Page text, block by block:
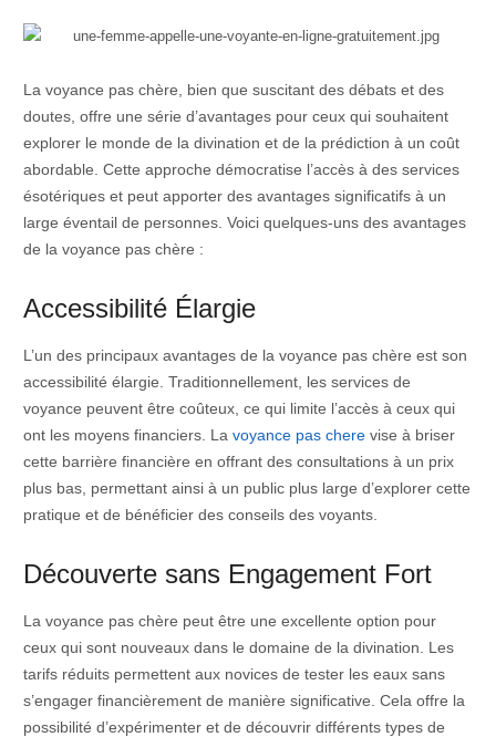
La voyance pas chère, bien que suscitant des débats et des
doutes, offre une série d’avantages pour ceux qui souhaitent
explorer le monde de la divination et de la prédiction à un coût
abordable. Cette approche démocratise l’accès à des services
ésotériques et peut apporter des avantages significatifs à un
large éventail de personnes. Voici quelques-uns des avantages
de la voyance pas chère :
Accessibilité Élargie
L’un des principaux avantages de la voyance pas chère est son
accessibilité élargie. Traditionnellement, les services de
voyance peuvent être coûteux, ce qui limite l’accès à ceux qui
ont les moyens financiers. La voyance pas cherevise à briser
cette barrière financière en offrant des consultations à un prix
plus bas, permettant ainsi à un public plus large d’explorer cette
pratique et de bénéficier des conseils des voyants.
Découverte sans Engagement Fort
La voyance pas chère peut être une excellente option pour
ceux qui sont nouveaux dans le domaine de la divination. Les
tarifs réduits permettent aux novices de tester les eaux sans
s’engager financièrement de manière significative. Cela offre la
possibilité d’expérimenter et de découvrir différents types de